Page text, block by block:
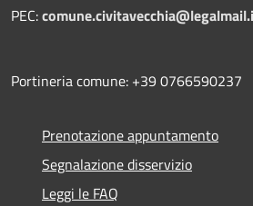
PEC:
Portineria comune: +39 0766590237
Prenotazione appuntamento
Segnalazione disservizio
Leggi le FAQ